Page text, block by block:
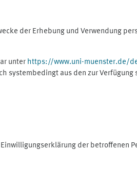
der Erhebung und Verwendung
unter https://www.uni-muenster.de/
aus den zur
der betroffenen